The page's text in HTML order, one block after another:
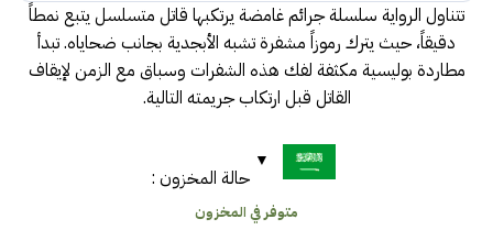
تتناول الرواية سلسلة جرائم غامضة يرتكبها قاتل متسلسل يتبع نمطاً
دقيقاً، حيث يترك رموزاً مشفرة تشبه الأبجدية بجانب ضحاياه. تبدأ
مطاردة بوليسية مكثفة لفك هذه الشفرات وسباق مع الزمن لإيقاف
القاتل قبل ارتكاب جريمته التالية.
حالة المخزون :
متوفر في المخزون